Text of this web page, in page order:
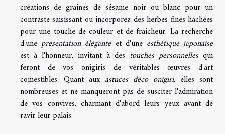
créations de graines de sésame noir ou blanc pour un
contraste saisissant ou incorporez des herbes fines hachées
pour une touche de couleur et de fraîcheur. La recherche
d'uneprésentation éléganteet d'une esthétique japonaise
est à l'honneur, invitant à des touches personnellesqui
feront de vos onigiris de véritables œuvres d'art
comestibles. Quant aux astuces déco onigiri, elles sont
nombreuses et ne manqueront pas de susciter l'admiration
de vos convives, charmant d'abord leurs yeux avant de
ravir leur palais.